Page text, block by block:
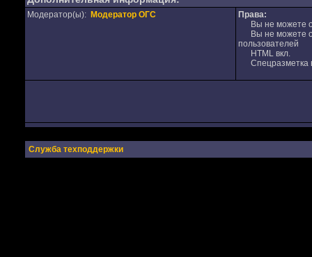
Модератор(ы): Модератор ОГС
Права:
Вы не можете
Вы не можете
пользователей
HTML вкл.
Спецразметка
Служба техподдержки